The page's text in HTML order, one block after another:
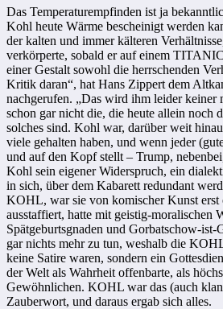
Das Temperaturempfinden ist ja
Kohl heute Wärme bescheinigt werden
der kalten und immer kälteren
verkörperte, sobald er auf einem
einer Gestalt sowohl die herrschenden
Kritik daran“, hat Hans Zippert dem
nachgerufen. „Das wird ihm leider keiner
schon gar nicht die, die heute allein noch
solches sind. Kohl war, darüber weit
viele gehalten haben, und wenn jeder
und auf den Kopf stellt – Trump,
Kohl sein eigener Widerspruch, ein
in sich, über dem Kabarett redundant
KOHL, war sie von komischer Kunst erst
ausstaffiert, hatte mit geistig-moralischen
Spätgeburtsgnaden und Gorbatschow-
gar nichts mehr zu tun, weshalb die
keine Satire waren, sondern ein
der Welt als Wahrheit offenbarte, als
Gewöhnlichen. KOHL war das (auch
Zauberwort, und daraus ergab sich alles.